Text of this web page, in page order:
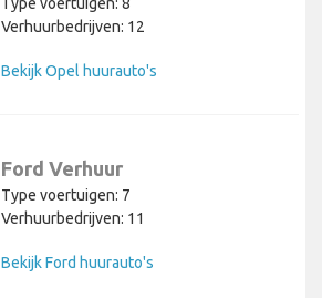
Verhuurbedrijven: 12
Bekijk Opel huurauto's
Ford Verhuur
Type voertuigen: 7
Verhuurbedrijven: 11
Bekijk Ford huurauto's